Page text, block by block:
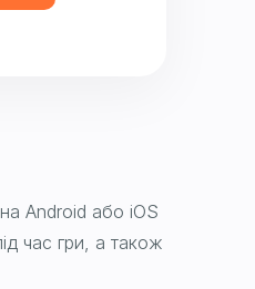
Android або iOS
час гри, а також